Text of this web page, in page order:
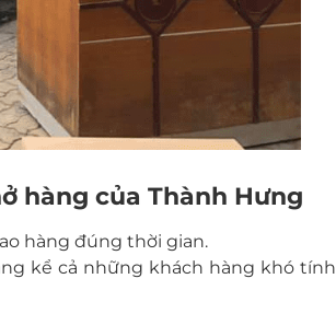
hàng của Thành Hưng
hàng đúng thời gian.
kể cả những khách hàng khó tính